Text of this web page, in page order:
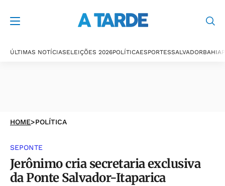
ÚLTIMAS NOTÍCIASELEIÇÕES 2026POLÍTICAESPORTESSALVADORBAHIA
HOME>POLÍTICA
SEPONTE
Jerônimo cria secretaria exclusiva
da Ponte Salvador-Itaparica